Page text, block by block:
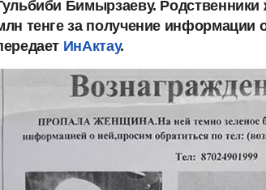
Бимырзаеву.
тенге за получение информации
ИнАктау.